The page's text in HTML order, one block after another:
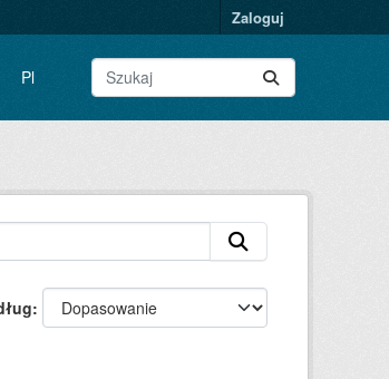
Zaloguj
Pl